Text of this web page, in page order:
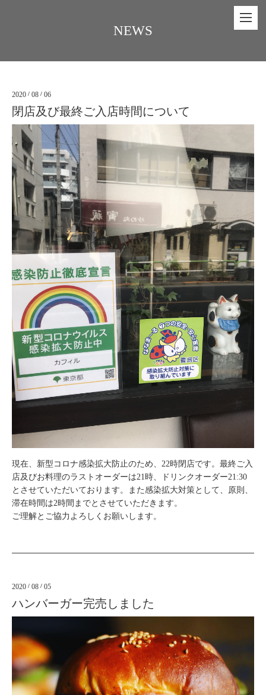
NEWS
2020 / 08 / 06
閉店及び最終ご入店時間について
現在、新型コロナ感染拡大防止のため、22時閉店です。最終ご入
店及びお料理のラストオーダーは21時、ドリンクオーダー21:30
とさせていただいております。また感染拡大対策として、原則、
滞在時間は2時間までとさせていただきます。
ご理解とご協力よろしくお願いします。
2020 / 08 / 05
ハンバーガー完売しました